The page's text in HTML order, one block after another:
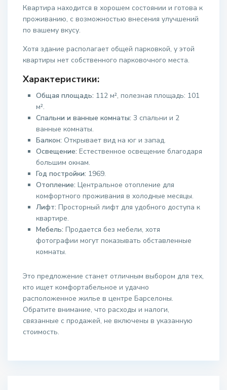
Квартира находится в хорошем состоянии и готова к
проживанию, с возможностью внесения улучшений
по вашему вкусу.
Хотя здание располагает общей парковкой, у этой
квартиры нет собственного парковочного места.
Характеристики:
Общая площадь: 112 м², полезная площадь: 101
м².
Спальни и ванные комнаты: 3 спальни и 2
ванные комнаты.
Балкон: Открывает вид на юг и запад.
Освещение: Естественное освещение благодаря
большим окнам.
Год постройки: 1969.
Отопление: Центральное отопление для
комфортного проживания в холодные месяцы.
Лифт: Просторный лифт для удобного доступа к
квартире.
Мебель: Продается без мебели, хотя
фотографии могут показывать обставленные
комнаты.
Это предложение станет отличным выбором для тех,
кто ищет комфортабельное и удачно
расположенное жилье в центре Барселоны.
Обратите внимание, что расходы и налоги,
связанные с продажей, не включены в указанную
стоимость.